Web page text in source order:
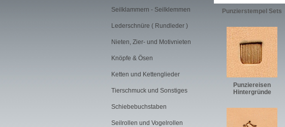
Seilklammern - Seilklemmen
Lederschnüre ( Rundleder )
Nieten, Zier- und Motivnieten
Knöpfe & Ösen
Ketten und Kettenglieder
Tierschmuck und Sonstiges
Schiebebuchstaben
Seilrollen und Vogelrollen
Punzierstempel Sets
Punziereisen
Hintergründe